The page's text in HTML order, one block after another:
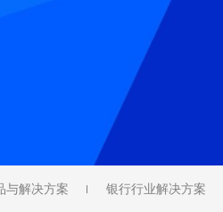
与解决方案 银行行业解决方案